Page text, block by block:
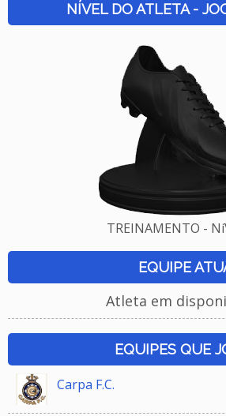
NÍVEL DO ATLETA -
TREINAMENTO -
EQUIPE
Atleta em
EQUIPES QUE
Carpa F.C.